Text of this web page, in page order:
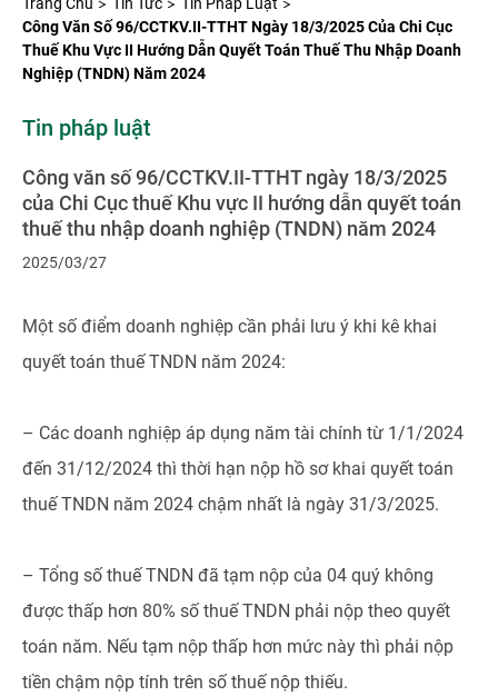
Công Văn Số 96/CCTKV.II-TTHT Ngày 18/3/2025 Của Chi Cục
Thuế Khu Vực II Hướng Dẫn Quyết Toán Thuế Thu Nhập Doanh
Nghiệp (TNDN) Năm 2024
Tin pháp luật
Công văn số 96/CCTKV.II-TTHT ngày 18/3/2025
của Chi Cục thuế Khu vực II hướng dẫn quyết toán
thuế thu nhập doanh nghiệp (TNDN) năm 2024
2025/03/27
Một số điểm doanh nghiệp cần phải lưu ý khi kê khai
quyết toán thuế TNDN năm 2024:
– Các doanh nghiệp áp dụng năm tài chính từ 1/1/2024
đến 31/12/2024 thì thời hạn nộp hồ sơ khai quyết toán
thuế TNDN năm 2024 chậm nhất là ngày 31/3/2025.
– Tổng số thuế TNDN đã tạm nộp của 04 quý không
được thấp hơn 80% số thuế TNDN phải nộp theo quyết
toán năm. Nếu tạm nộp thấp hơn mức này thì phải nộp
tiền chậm nộp tính trên số thuế nộp thiếu.